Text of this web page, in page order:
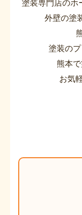
塗装専門店のホ
外壁の塗
塗装の
熊本
お気